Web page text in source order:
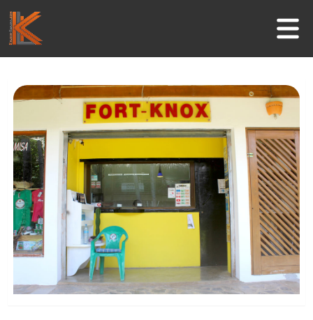
Negocios
Guía Turística
Actividades
Informaciones útiles
Contacto